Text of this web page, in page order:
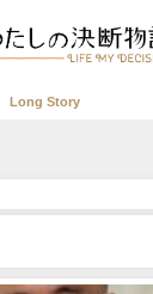
Long Story